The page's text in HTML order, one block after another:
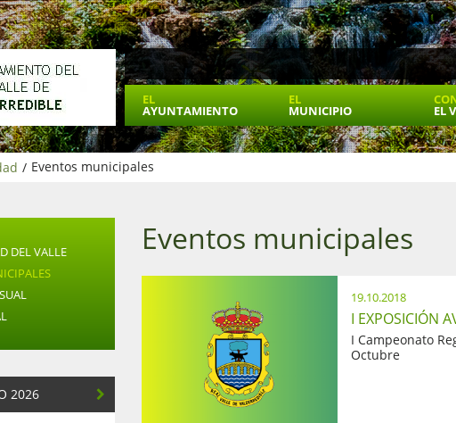
EL
AYUNTAMIENTO
EL
MUNICIPIO EL
/ Eventos municipales
Eventos municipales
19.10.2018
I EXPOSICIÓN
I Campeonato
Octubre
DEL VALLE
2026